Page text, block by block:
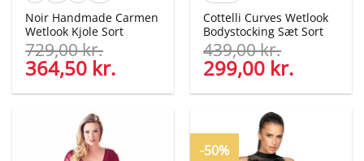
Noir Handmade Carmen
Wetlook Kjole Sort
729,00kr.
Den
oprindelige
pris
729,00 kr..
364,50 kr.
aktuelle
pris
364,50 kr..
Cottelli Curves Wetlook
Bodystocking Sæt Sort
439,00kr.
Den
oprindelige
pris
439,00 kr..
299,00 kr.
aktuelle
pris
-50%